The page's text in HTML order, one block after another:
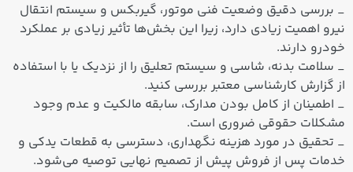
_ بررسی دقیق وضعیت فنی موتور، گیربکس و سیستم انتقال
نیرو اهمیت زیادی دارد، زیرا این بخش‌ها تأثیر زیادی بر عملکرد
خودرو دارند.
_ سلامت بدنه، شاسی و سیستم تعلیق را از نزدیک یا با استفاده
از گزارش کارشناسی معتبر بررسی کنید.
_ اطمینان از کامل بودن مدارک، سابقه مالکیت و عدم وجود
مشکلات حقوقی ضروری است.
_ تحقیق در مورد هزینه نگهداری، دسترسی به قطعات یدکی و
خدمات پس از فروش پیش از تصمیم نهایی توصیه می‌شود.